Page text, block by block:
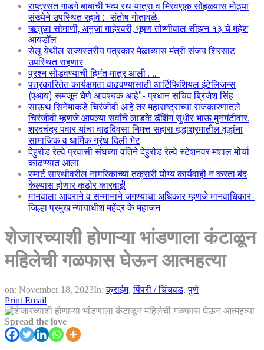
राष्ट्रसंत गाडगे बाबांची भव्य रथ यात्रा व मिरवणूक सोहळ्यास मोठ्या
संख्येने उपस्थित रहावे :- संतोष गोतावळे
ऋतुजा सोमाणी, अनुजा माहेश्वरी, भूषण तोष्णीवाल सीझन १३ चे महेश
आयडॉल
सेलू येथील राज्यस्तरीय पत्रकार मेळाव्यास मंत्री संजय शिरसाट
उपस्थित राहणार
प्रश्न सोडवण्याची हिमंत मात्र आली …..
पत्रकारितेत कार्यक्षमता वाढवण्यासाठी आर्टिफिशियल इंटेलिजन्स
(एआय) समजून घेणे आवश्यक आहे”- प्रधान सचिव ब्रिजेश सिंह
साऊथ सिनेमाकडे चिरंजीवी आहे तर महाराष्ट्राच्या राजकारणातले
चिरंजीवी म्हणजे आपल्या सर्वांचे लाडके डॅशिंग सुधीर भाऊ मुनगंटीवार.
शरदचंद्र पवार यांचा वाढदिवसा निमत्त सहारा वृद्धाश्रमातील वृद्धांना
सामाजिक व धार्मिक ग्रंथ दिली भेट
देहुरोड रेल्वे प्रवासी संघच्या वतिने देहुरोड रेल्वे स्टेशनवर मशाल मोर्चा
काढण्यात आला
स्मार्ट सारथीवरील नागरिकांच्या तक्रारी योग्य कार्यवाही न करता बंद
केल्यास होणार कठोर कारवाई!
मानवाला आदराने व सन्मानाने जगण्याचा अधिकार म्हणजे मानवाधिकार-
जिल्हा प्रमुख न्यायाधीश महेंद्र के महाजन
शेजारच्याशी होणाऱ्या भांडणाला कंटाळून
महिलेची गळफास घेऊन आत्महत्या
on: November 18, 2023In:क्राईम,पिंपरी / चिंचवड,पुणे
Print Email
Spread the love